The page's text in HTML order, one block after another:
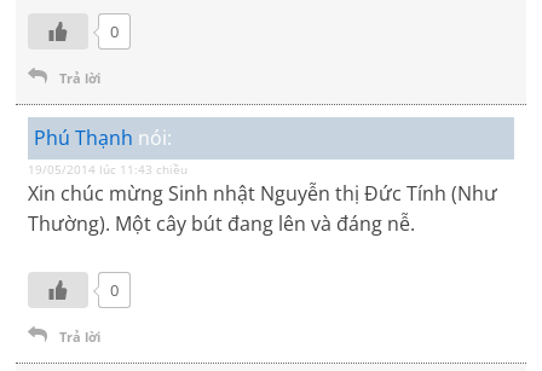
0
Trả lời
Phú Thạnh nói:
19/05/2014 lúc 11:43 chiều
Xin chúc mừng Sinh nhật Nguyễn thị Đức Tính (Như
Thường). Một cây bút đang lên và đáng nễ.
0
Trả lời